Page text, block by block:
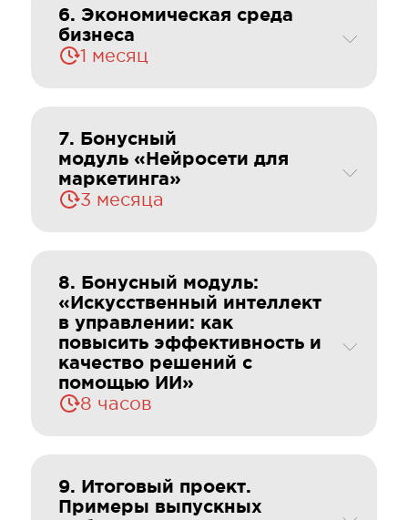
6. Экономическая среда
бизнеса
1 месяц
7. Бонусный
модуль «Нейросети для
маркетинга»
3 месяца
8. Бонусный модуль:
«Искусственный интеллект
в управлении: как
повысить эффективность и
качество решений с
помощью ИИ»
8 часов
9. Итоговый проект.
Примеры выпускных